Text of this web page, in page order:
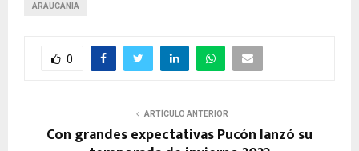
ARAUCANIA
0
ARTÍCULO ANTERIOR
Con grandes expectativas Pucón lanzó su